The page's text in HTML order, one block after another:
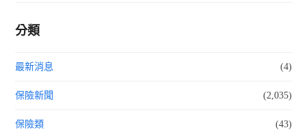
分類
最新消息 (4)
保險新聞 (2,035)
保險類 (43)